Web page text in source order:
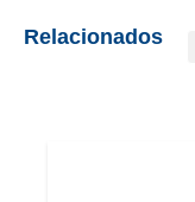
Relacionados